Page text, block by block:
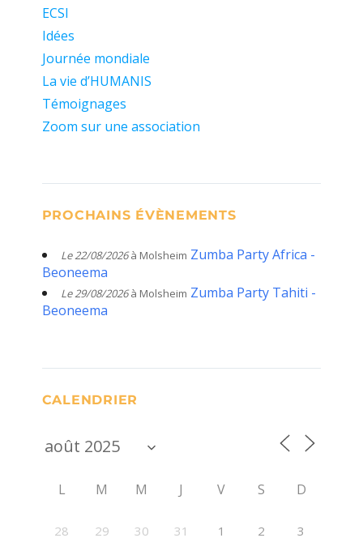
ECSI
Idées
Journée mondiale
La vie d’HUMANIS
Témoignages
Zoom sur une association
PROCHAINS ÉVÈNEMENTS
Le 22/08/2026à Molsheim Zumba Party Africa -
Beoneema
Le 29/08/2026à Molsheim Zumba Party Tahiti -
Beoneema
CALENDRIER
L M M J V S D
28 29 30 31 1 2 3